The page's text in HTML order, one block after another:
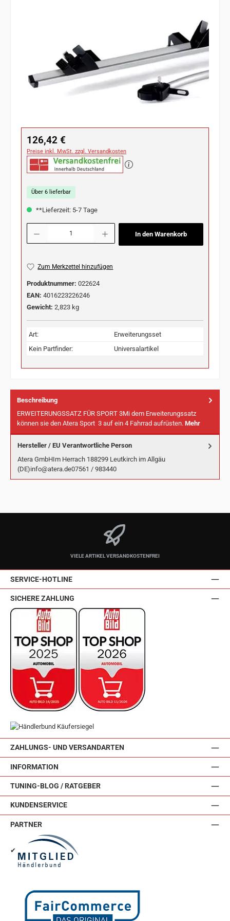
Regulärer Preis:
126,42 €
Preise inkl. MwSt. zzgl. Versandkosten
Über 6 lieferbar
**Lieferzeit: 5-7 Tage
Produkt Anzahl: Gib den gewünschten Wert ein oder benutze die Schaltflächen
In den Warenkorb
Zum Merkzettel hinzufügen
Produktnummer: 022624
EAN: 4016223226246
Gewicht: 2,823 kg
Art:
Erweiterungsset
Kein Partfinder:
Universalartikel
Beschreibung
ERWEITERUNGSSATZ FÜR SPORT 3Mi dem Erweiterungssatz
können sie den Atera Sport 3 auf ein 4 Fahrrad aufrüsten. Mehr
Hersteller / EU Verantwortliche Person
Atera GmbHIm Herrach 188299 Leutkirch im Allgäu
(DE)info@atera.de07561 / 983440
VIELE ARTIKEL VERSANDKOSTENFREI
SERVICE-HOTLINE
ZAHLUNGS- UND VERSANDARTEN
INFORMATION
TUNING-BLOG / RATGEBER
KUNDENSERVICE
SICHERE ZAHLUNG
PARTNER
✔